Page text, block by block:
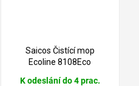
Saicos Čistící mop
Ecoline 8108Eco
K odeslání do 4 prac.